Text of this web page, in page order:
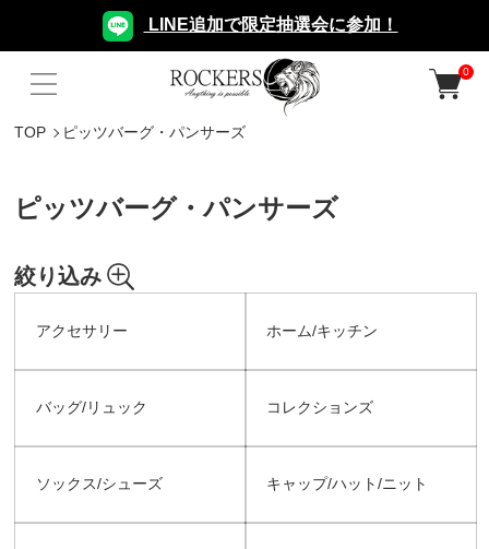
LINE追加で限定抽選会に参加！
0
TOP ピッツバーグ・パンサーズ
ピッツバーグ・パンサーズ
絞り込み
アクセサリー ホーム/キッチン
バッグ/リュック コレクションズ
ソックス/シューズ キャップ/ハット/ニット